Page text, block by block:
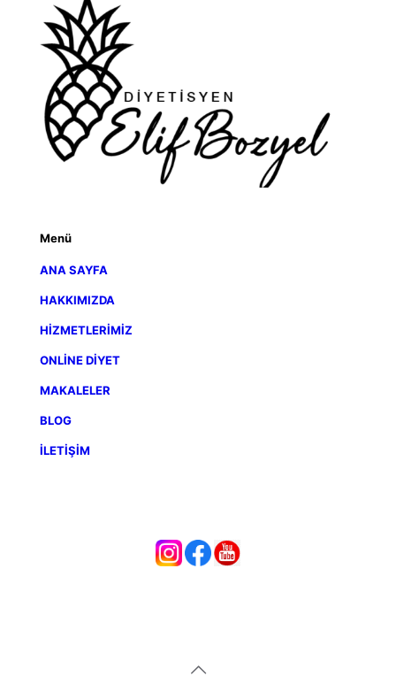
Menü
ANA SAYFA
HAKKIMIZDA
HİZMETLERİMİZ
ONLİNE DİYET
MAKALELER
BLOG
İLETİŞİM